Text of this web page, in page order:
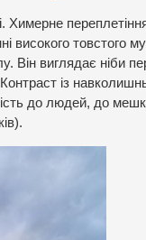
Химерне
високого товстого
Він виглядає ніби
із
до людей, до